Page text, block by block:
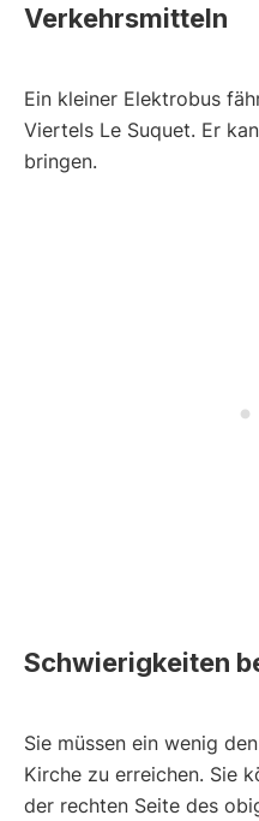
Verkehrsmitteln
Ein kleiner Elektrobus
Viertels Le Suquet. Er
bringen.
Schwierigkeiten
Sie müssen ein wenig
Kirche zu erreichen. Sie
der rechten Seite des